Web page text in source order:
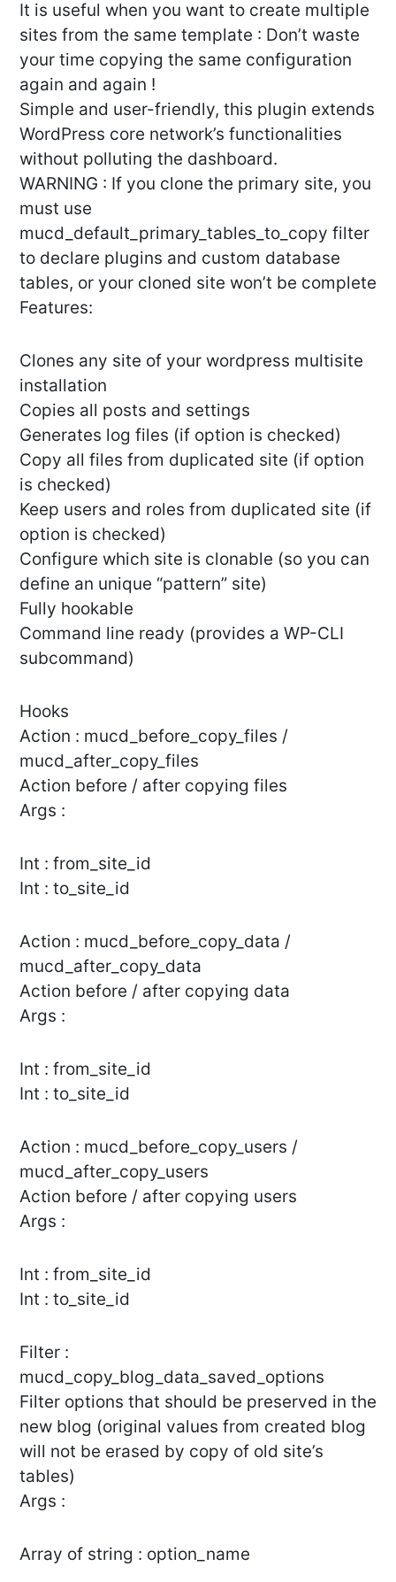
It is useful when you want to create multiple
sites from the same template : Don’t waste
your time copying the same configuration
again and again !
Simple and user-friendly, this plugin extends
WordPress core network’s functionalities
without polluting the dashboard.
WARNING : If you clone the primary site, you
must use
mucd_default_primary_tables_to_copy filter
to declare plugins and custom database
tables, or your cloned site won’t be complete
Features:
Clones any site of your wordpress multisite
installation
Copies all posts and settings
Generates log files (if option is checked)
Copy all files from duplicated site (if option
is checked)
Keep users and roles from duplicated site (if
option is checked)
Configure which site is clonable (so you can
define an unique “pattern” site)
Fully hookable
Command line ready (provides a WP-CLI
subcommand)
Hooks
Action : mucd_before_copy_files /
mucd_after_copy_files
Action before / after copying files
Args :
Int : from_site_id
Int : to_site_id
Action : mucd_before_copy_data /
mucd_after_copy_data
Action before / after copying data
Args :
Int : from_site_id
Int : to_site_id
Action : mucd_before_copy_users /
mucd_after_copy_users
Action before / after copying users
Args :
Int : from_site_id
Int : to_site_id
Filter :
mucd_copy_blog_data_saved_options
Filter options that should be preserved in the
new blog (original values from created blog
will not be erased by copy of old site’s
tables)
Args :
Array of string : option_name